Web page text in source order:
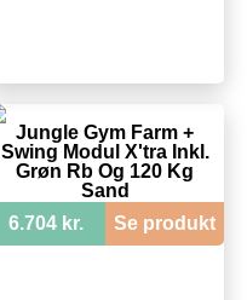
Jungle Gym Farm +
Swing Modul X'tra Inkl.
Grøn Rb Og 120 Kg
Sand
6.704 kr.
Se produkt